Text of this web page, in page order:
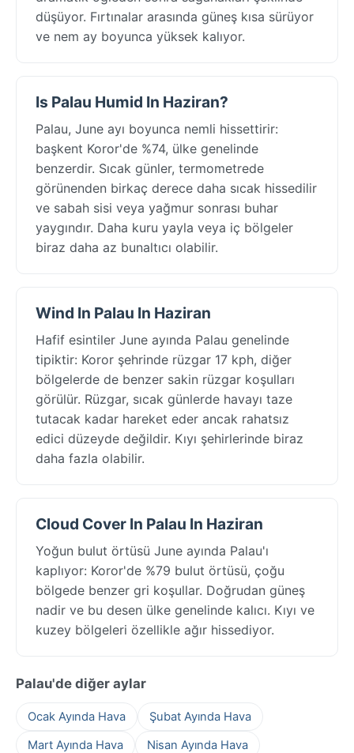
düşüyor. Fırtınalar arasında güneş kısa sürüyor
ve nem ay boyunca yüksek kalıyor.
Is Palau Humid In Haziran?
Palau, June ayı boyunca nemli hissettirir:
başkent Koror'de %74, ülke genelinde
benzerdir. Sıcak günler, termometrede
görünenden birkaç derece daha sıcak hissedilir
ve sabah sisi veya yağmur sonrası buhar
yaygındır. Daha kuru yayla veya iç bölgeler
biraz daha az bunaltıcı olabilir.
Wind In Palau In Haziran
Hafif esintiler June ayında Palau genelinde
tipiktir: Koror şehrinde rüzgar 17 kph, diğer
bölgelerde de benzer sakin rüzgar koşulları
görülür. Rüzgar, sıcak günlerde havayı taze
tutacak kadar hareket eder ancak rahatsız
edici düzeyde değildir. Kıyı şehirlerinde biraz
daha fazla olabilir.
Cloud Cover In Palau In Haziran
Yoğun bulut örtüsü June ayında Palau'ı
kaplıyor: Koror'de %79 bulut örtüsü, çoğu
bölgede benzer gri koşullar. Doğrudan güneş
nadir ve bu desen ülke genelinde kalıcı. Kıyı ve
kuzey bölgeleri özellikle ağır hissediyor.
Palau'de diğer aylar
Ocak Ayında Hava
Şubat Ayında Hava
Mart Ayında Hava
Nisan Ayında Hava